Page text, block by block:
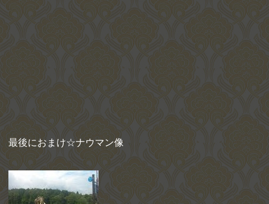
最後におまけ☆ナウマン像